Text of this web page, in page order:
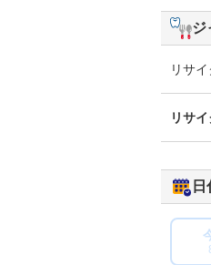
ジ
リサ
リサ